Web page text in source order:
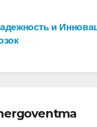
и